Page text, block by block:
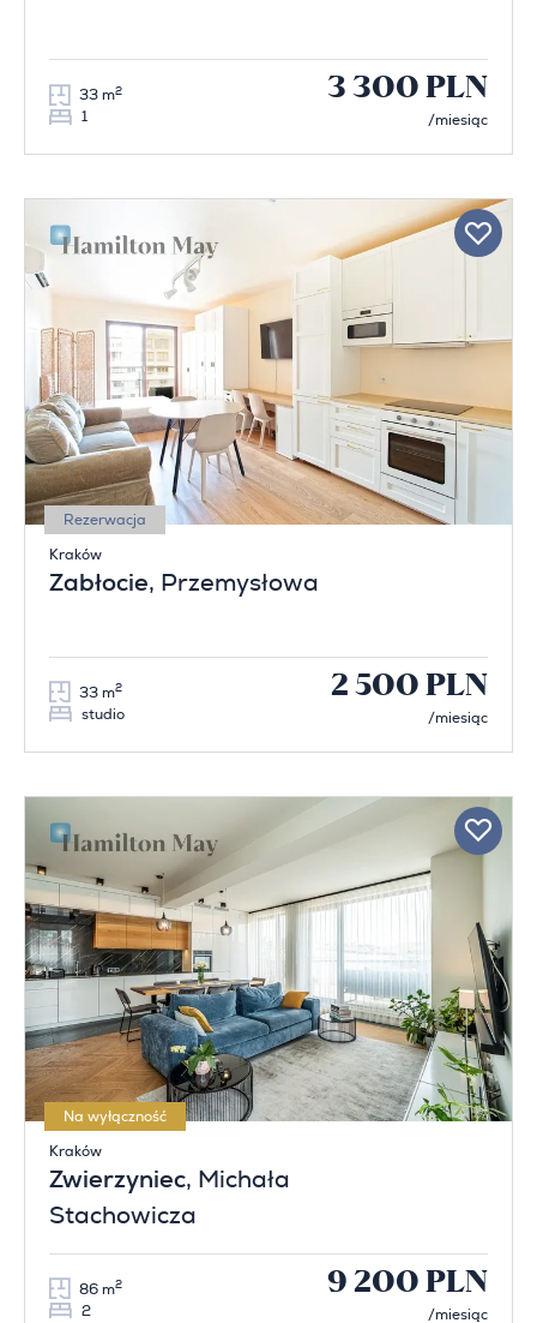
33 m2
1
3 300 PLN
/miesiąc
Rezerwacja
Kraków
Zabłocie, Przemysłowa
33 m2
studio
2 500 PLN
/miesiąc
Na wyłączność
Kraków
Zwierzyniec, Michała
Stachowicza
86 m2
2
9 200 PLN
/miesiąc